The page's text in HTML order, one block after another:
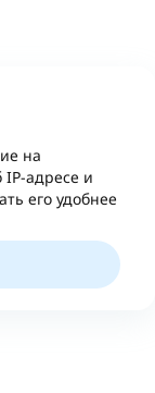
на
адресе и
его удобнее